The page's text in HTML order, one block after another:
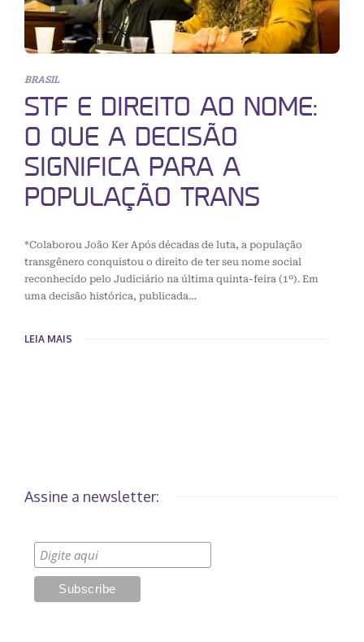
BRASIL
STF E DIREITO AO NOME:
O QUE A DECISÃO
SIGNIFICA PARA A
POPULAÇÃO TRANS
*Colaborou João Ker Após décadas de luta, a população
transgênero conquistou o direito de ter seu nome social
reconhecido pelo Judiciário na última quinta-feira (1º). Em
uma decisão histórica, publicada…
LEIA MAIS
Assine a newsletter: